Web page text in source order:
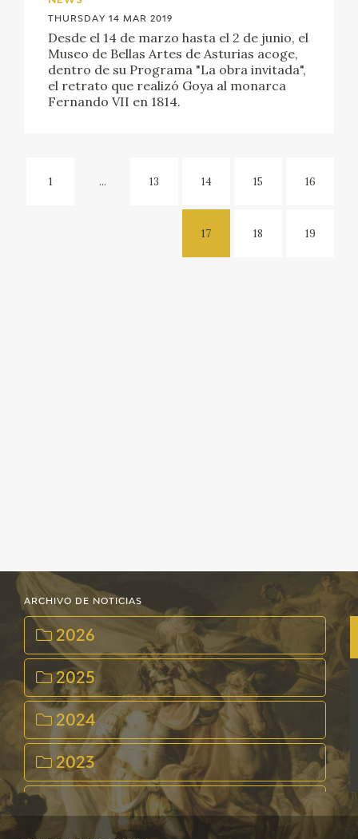
THURSDAY 14 MAR 2019
Desde el 14 de marzo hasta el 2 de junio, el
Museo de Bellas Artes de Asturias acoge,
dentro de su Programa "La obra invitada",
el retrato que realizó Goya al monarca
Fernando VII en 1814.
1 ... 13 14 15 16
17 18 19
ARCHIVO DE NOTICIAS
2026
2025
2024
2023
2022